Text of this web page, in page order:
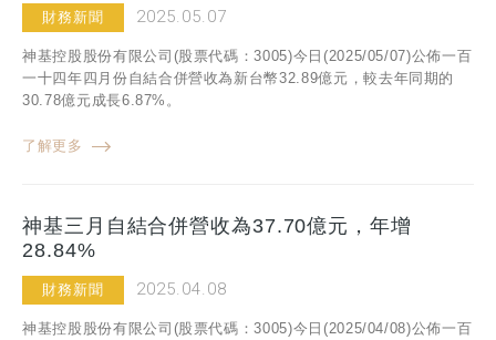
財務新聞 2025.05.07
神基控股股份有限公司(股票代碼：3005)今日(2025/05/07)公佈一百
一十四年四月份自結合併營收為新台幣32.89億元，較去年同期的
30.78億元成長6.87%。
了解更多
神基三月自結合併營收為37.70億元，年增
28.84%
財務新聞 2025.04.08
神基控股股份有限公司(股票代碼：3005)今日(2025/04/08)公佈一百